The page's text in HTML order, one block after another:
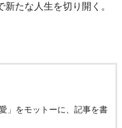
たな人生を切り開く。
」をモットーに、記事を書